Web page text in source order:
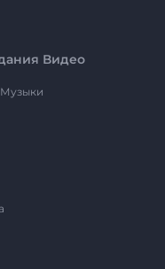
Видео